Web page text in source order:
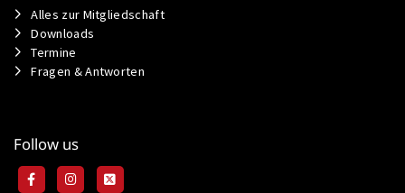
Alles zur Mitgliedschaft
Downloads
Termine
Fragen & Antworten
Follow us